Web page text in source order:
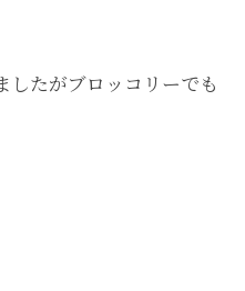
たがブロッコリーでも